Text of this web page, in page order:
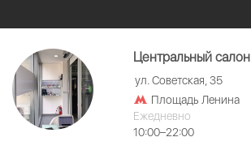
Центральный салон
ул. Советская, 35
Площадь Ленина
Ежедневно
10:00–22:00